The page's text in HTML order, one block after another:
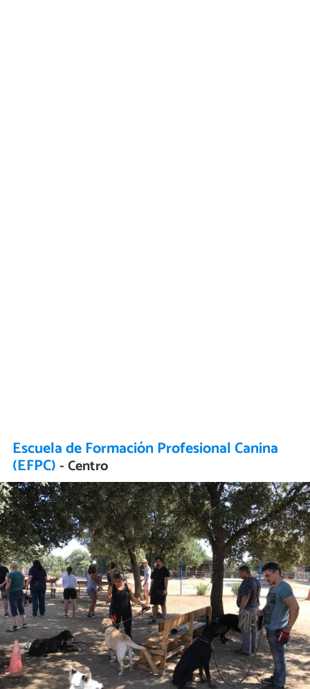
Escuela de Formación Profesional Canina
(EFPC)- Centro